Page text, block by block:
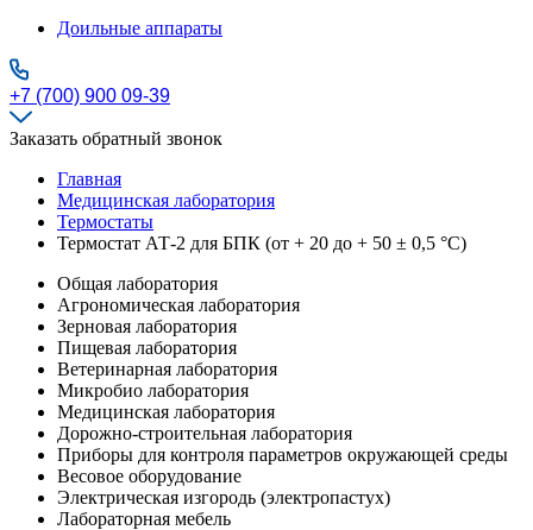
Доильные аппараты
+7 (700) 900 09-39
Заказать обратный звонок
Главная
Медицинская лаборатория
Термостаты
Термостат АТ-2 для БПК (от + 20 до + 50 ± 0,5 °С)
Общая лаборатория
Агрономическая лаборатория
Зерновая лаборатория
Пищевая лаборатория
Ветеринарная лаборатория
Микробио лаборатория
Медицинская лаборатория
Дорожно-строительная лаборатория
Приборы для контроля параметров окружающей среды
Весовое оборудование
Электрическая изгородь (электропастух)
Лабораторная мебель